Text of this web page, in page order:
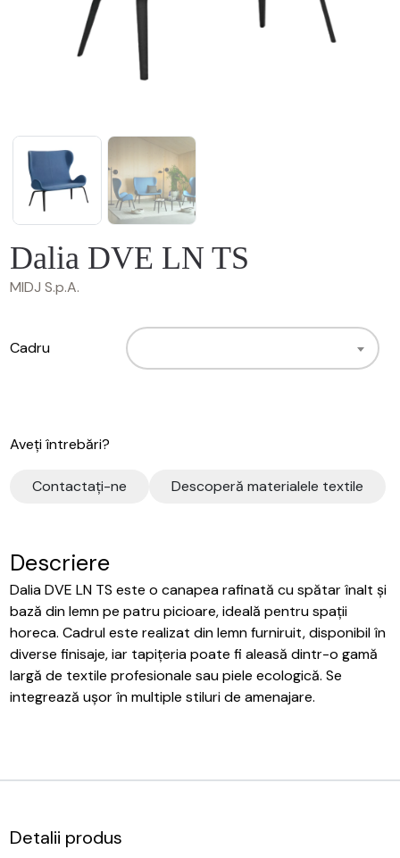
Dalia DVE LN TS
MIDJ S.p.A.
Cadru
Aveți întrebări?
Contactaţi-ne Descoperă materialele textile
Descriere
Dalia DVE LN TS este o canapea rafinată cu spătar înalt și
bază din lemn pe patru picioare, ideală pentru spații
horeca. Cadrul este realizat din lemn furniruit, disponibil în
diverse finisaje, iar tapițeria poate fi aleasă dintr-o gamă
largă de textile profesionale sau piele ecologică. Se
integrează ușor în multiple stiluri de amenajare.
Detalii produs